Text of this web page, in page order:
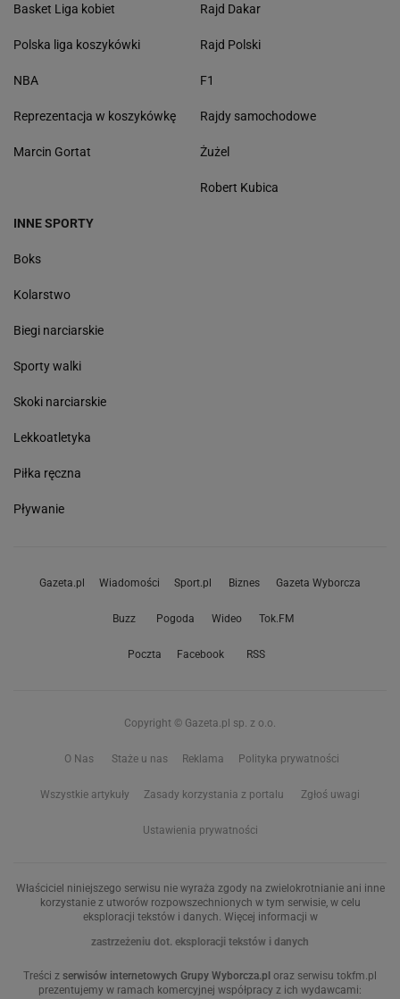
Basket Liga kobiet
Polska liga koszykówki
NBA
Reprezentacja w koszykówkę
Marcin Gortat
Rajd Dakar
Rajd Polski
F1
Rajdy samochodowe
Żużel
Robert Kubica
INNE SPORTY
Boks
Kolarstwo
Biegi narciarskie
Sporty walki
Skoki narciarskie
Lekkoatletyka
Piłka ręczna
Pływanie
Gazeta.pl Wiadomości Sport.pl Biznes Gazeta Wyborcza
Buzz Pogoda Wideo Tok.FM
Poczta Facebook RSS
Copyright © Gazeta.pl sp. z o.o.
O Nas Staże u nas Reklama Polityka prywatności
Wszystkie artykuły Zasady korzystania z portalu Zgłoś uwagi
Ustawienia prywatności
Właściciel niniejszego serwisu nie wyraża zgody na zwielokrotnianie ani inne
korzystanie z utworów rozpowszechnionych w tym serwisie, w celu
eksploracji tekstów i danych. Więcej informacji w
zastrzeżeniu dot. eksploracji tekstów i danych
Treści z serwisów internetowych Grupy Wyborcza.pl oraz serwisu tokfm.pl
prezentujemy w ramach komercyjnej współpracy z ich wydawcami: